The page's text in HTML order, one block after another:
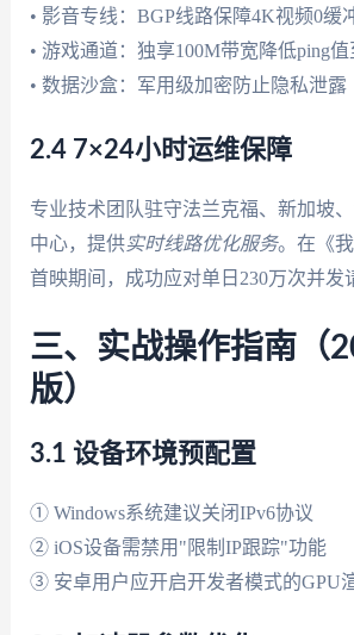
• 影音专线：BGP线路保障4K视频0缓
• 游戏通道：独享100M带宽降低ping值
• 数据沙盒：军用级加密防止隐私泄露
2.4 7×24小时运维保障
专业技术团队驻守法兰克福、新加坡
中心，提供实时线路优化服务。在《
首映期间，成功应对单日230万次并发
三、实战操作指南（
版）
3.1 设备环境预配置
① Windows系统建议关闭IPv6协议
② iOS设备需禁用"限制IP跟踪"功能
③ 安卓用户应开启开发者模式的GPU